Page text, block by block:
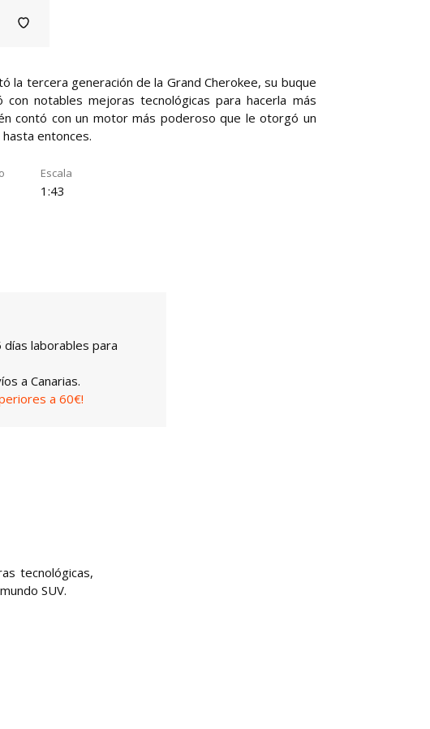
la tercera generación de la Grand Cherokee, su buque
con notables mejoras tecnológicas para hacerla más
contó con un motor más poderoso que le otorgó un
entonces.
Escala
1:43
laborables para
a Canarias.
a 60€!
tecnológicas,
SUV.